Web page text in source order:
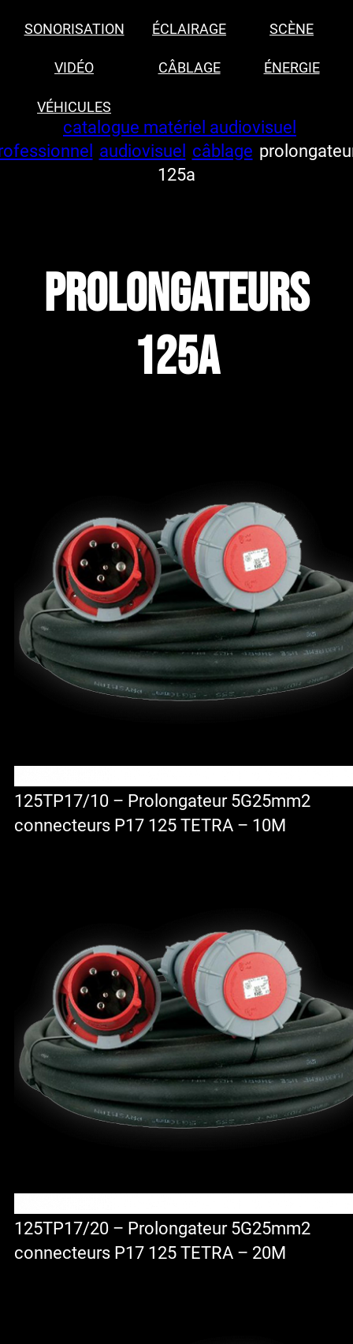
SONORISATION ÉCLAIRAGE SCÈNE
VIDÉO CÂBLAGE ÉNERGIE
VÉHICULES
catalogue matériel audiovisuel
audiovisuel câblage
125a
Prolongateurs
125A
125TP17/10 – Prolongateur 5G25mm2
connecteurs P17 125 TETRA – 10M
125TP17/20 – Prolongateur 5G25mm2
connecteurs P17 125 TETRA – 20M